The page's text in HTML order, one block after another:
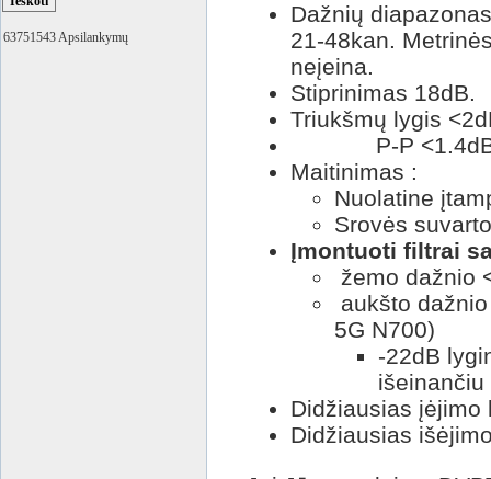
63751543 Apsilankymų
Dažnių
21-48kan.
neįeina.
Stiprinimas 18dB.
Triukšmų lygis
P-P
Maitinimas :
Nuolatine
Srovės
Įmontuoti filtrai
žemo dažnio
aukšto
5G N700)
-22dB
Didžiausias
Didžiausias